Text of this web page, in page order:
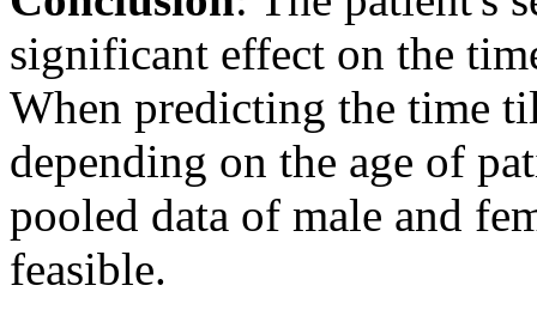
significant effect on the
When predicting the time
depending on the age of
pooled data of male and
feasible.